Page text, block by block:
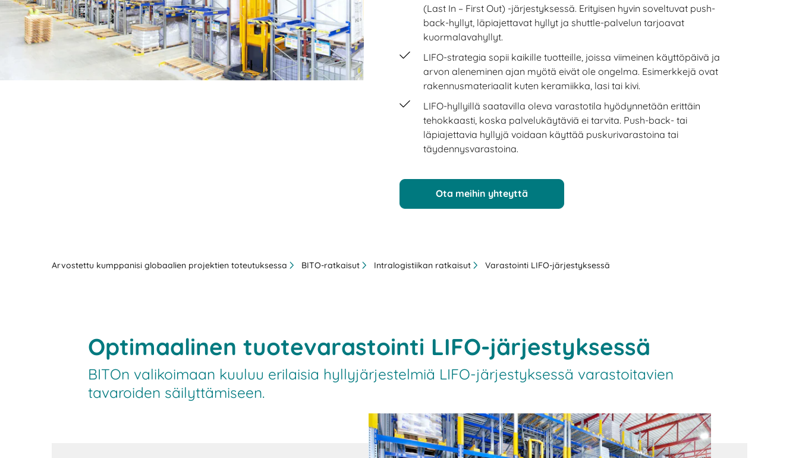
(Last In – First Out) -järjestyksessä. Erityisen hyvin soveltuvat push-
back-hyllyt, läpiajettavat hyllyt ja shuttle-palvelun tarjoavat
kuormalavahyllyt.
LIFO-strategia sopii kaikille tuotteille, joissa viimeinen käyttöpäivä ja
arvon aleneminen ajan myötä eivät ole ongelma. Esimerkkejä ovat
rakennusmateriaalit kuten keramiikka, lasi tai kivi.
LIFO-hyllyillä saatavilla oleva varastotila hyödynnetään erittäin
tehokkaasti, koska palvelukäytäviä ei tarvita. Push-back- tai
läpiajettavia hyllyjä voidaan käyttää puskurivarastoina tai
täydennysvarastoina.
Ota meihin yhteyttä
Arvostettu kumppanisi globaalien projektien toteutuksessa BITO-ratkaisut Intralogistiikan ratkaisut Varastointi LIFO-järjestyksessä
Optimaalinen tuotevarastointi LIFO-järjestyksessä
BITOn valikoimaan kuuluu erilaisia hyllyjärjestelmiä LIFO-järjestyksessä varastoitavien
tavaroiden säilyttämiseen.